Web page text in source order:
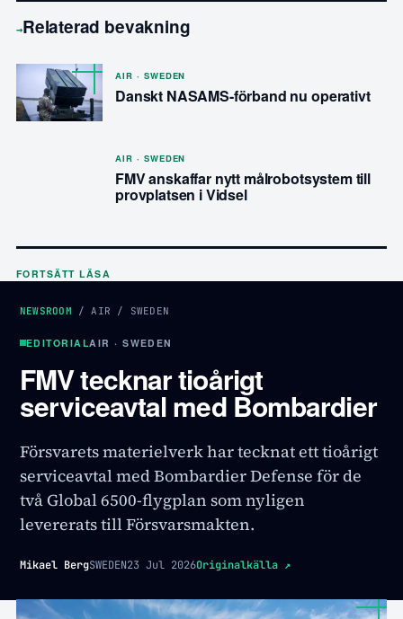
→Relaterad bevakning
AIR · SWEDEN
Danskt NASAMS-förband nu operativt
AIR · SWEDEN
FMV anskaffar nytt målrobotsystem till
provplatsen i Vidsel
FORTSÄTT LÄSA
NEWSROOM /AIR / SWEDEN
EDITORIALAIR · SWEDEN
FMV tecknar tioårigt
serviceavtal med Bombardier
Försvarets materielverk har tecknat ett tioårigt
serviceavtal med Bombardier Defense för de
två Global 6500-flygplan som nyligen
levererats till Försvarsmakten.
Mikael BergSWEDEN23 Jul 2026Originalkälla ↗